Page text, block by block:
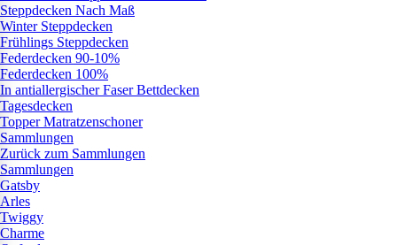
Steppdecken Nach Maß
Winter Steppdecken
Frühlings Steppdecken
Federdecken 90-10%
Federdecken 100%
In antiallergischer Faser Bettdecken
Tagesdecken
Topper Matratzenschoner
Sammlungen
Zurück zum Sammlungen
Sammlungen
Gatsby
Arles
Twiggy
Charme